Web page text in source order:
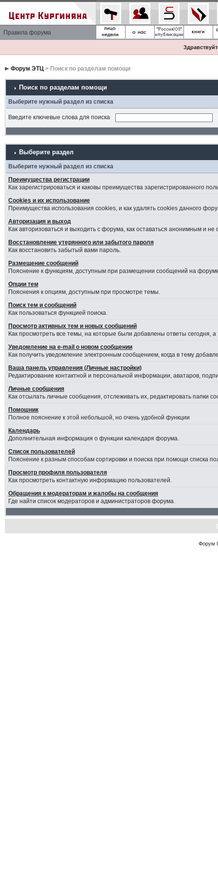
Правила форума
Форум ЭТЦ> Поиск по разделам помощи
Поиск по разделам помощи
Выберите нужный раздел из списка
Введите ключевые слова для поиска
Выберите раздел
Выберите нужный раздел из списка
Преимущества регистрации
Как зарегистрироваться и каковы преимущества зарегистрированного
Cookies и их использование
Преимущества использования cookies, и как удалять cookies данного
Авторизация и выход
Как авторизоваться и выходить с форума, как оставаться анонимным и
Восстановление утерянного или забытого пароля
Как восстановить забытый вами пароль.
Размещение сообщений
Пояснение к функциям, доступным при размещении сообщений на
Опции тем
Пояснения к опциям, доступным при просмотре темы.
Поиск тем и сообщений
Как пользоваться функцией поиска.
Просмотр активных тем и новых сообщений
Как просмотреть все темы, на которые были добавлены ответы сегодня,
Уведомление на е-mail о новом сообщении
Как получить уведомление электронным сообщением, когда в тему
Ваша панель управления (Личные настройки)
Редактирование контактной и персональной информации, аватаров,
Личные сообщения
Как отсылать личные сообщения, отслеживать их, редактировать папки
Помошник
Полное пояснение к этой небольшой, но очень удобной функции
Календарь
Дополнительная информация о функции календаря форума.
Список пользователей
Пояснение к разным способам сортировки и поиска при помощи списка
Просмотр профиля пользователя
Как просмотреть контактную информацию пользователей.
Обращения к модераторам и жалобы на сообщения
Где найти список модераторов и администраторов форума.
Форум